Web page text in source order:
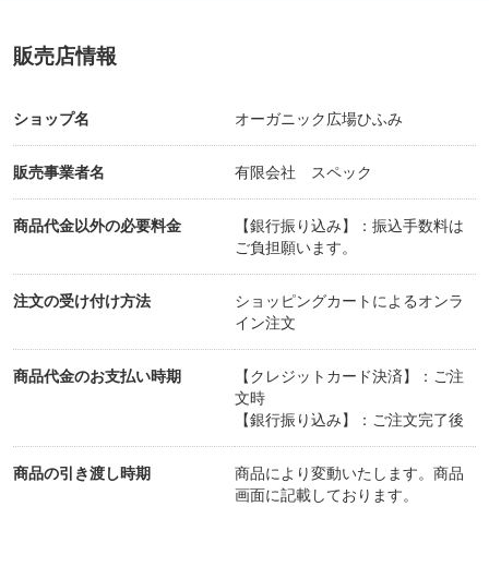
販売店情報
ショップ名 オーガニック広場ひふみ
販売事業者名 有限会社 スペック
商品代金以外の必要料金
【銀行振り込み】：振込手数料は
ご負担願います。
注文の受け付け方法
ショッピングカートによるオンラ
イン注文
商品代金のお支払い時期
【クレジットカード決済】：ご注
文時
【銀行振り込み】：ご注文完了後
商品の引き渡し時期
商品により変動いたします。商品
画面に記載しております。